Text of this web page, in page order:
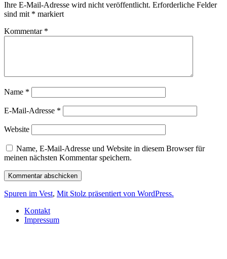
Ihre E-Mail-Adresse wird nicht veröffentlicht. Erforderliche Felder
sind mit * markiert
Kommentar *
Name *
E-Mail-Adresse *
Website
Name, E-Mail-Adresse und Website in diesem Browser für
meinen nächsten Kommentar speichern.
Spuren im Vest, Mit Stolz präsentiert von WordPress.
Kontakt
Impressum